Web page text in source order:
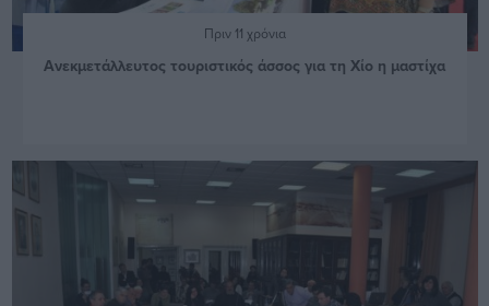
Πριν 11 χρόνια
Ανεκμετάλλευτος τουριστικός άσσος για τη Χίο η μαστίχα